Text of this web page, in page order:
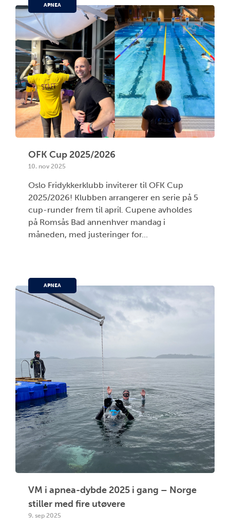
APNEA
OFK Cup 2025/2026
10. nov 2025
Oslo Fridykkerklubb inviterer til OFK Cup
2025/2026! Klubben arrangerer en serie på 5
cup-runder frem til april. Cupene avholdes
på Romsås Bad annenhver mandag i
måneden, med justeringer for...
APNEA
VM i apnea-dybde 2025 i gang – Norge
stiller med fire utøvere
9. sep 2025